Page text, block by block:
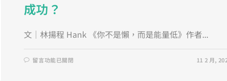
成功？
文｜林揚程 Hank 《你不是懶，而是能量低》作者...
留言功能已關閉 11 2 月,